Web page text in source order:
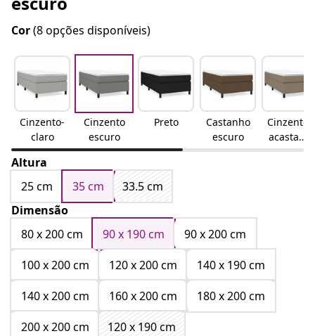
Cor(8 opções disponíveis)
Cinzento-
claro
Cinzento
escuro
Preto
Castanho
escuro
Cinzento-
acastanh
ado
Altura
25 cm
35 cm
33.5 cm
Dimensão
80 x 200 cm
90 x 190 cm
90 x 200 cm
100 x 200 cm
120 x 200 cm
140 x 190 cm
140 x 200 cm
160 x 200 cm
180 x 200 cm
200 x 200 cm
120 x 190 cm